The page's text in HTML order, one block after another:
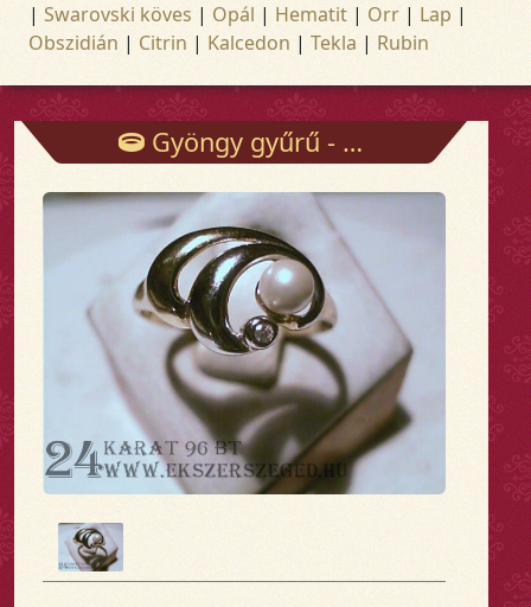
| Swarovski köves | Opál | Hematit | Orr | Lap |
Obszidián | Citrin | Kalcedon | Tekla | Rubin
Gyöngy gyűrű - Gyűrűk - Arany és ezüst ékszerek